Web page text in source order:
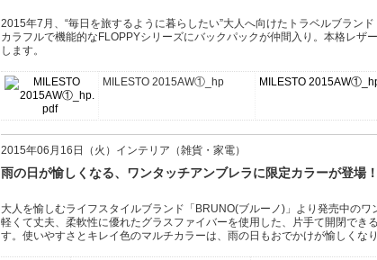
2015年7月、“毎日を旅するように暮らしたい”大人へ向けたトラベルブラン
カラフルで機能的なFLOPPYシリーズにバックパックが仲間入り。本格レ
します。
MILESTO 2015AW①_hp MILESTO
2015年06月16日（火）インテリア（雑貨・家電）
雨の日が愉しくなる、ワンタッチアンブレラに限定カラーが登場！
大人を愉しむライフスタイルブランド「BRUNO(ブルーノ)」より発売中のワ
軽くて丈夫、柔軟性に優れたグラスファイバーを使用した、片手て開閉でき
す。使いやすさとキレイ色のマルチカラーは、雨の日もおでかけが愉しくな